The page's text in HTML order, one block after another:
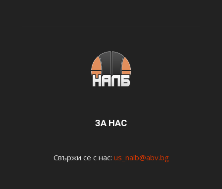
ЗА НАС
Свържи се с нас: us_nalb@abv.bg